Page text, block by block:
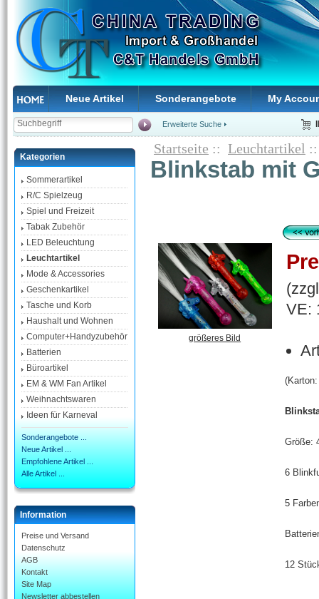
Neue Artikel Sonderangebote My
Erweiterte Suche
Kategorien
Sommerartikel
R/C Spielzeug
Spiel und Freizeit
Tabak Zubehör
LED Beleuchtung
Leuchtartikel
Mode & Accessories
Geschenkartikel
Tasche und Korb
Haushalt und Wohnen
Computer+Handyzubehör
Batterien
Büroartikel
EM & WM Fan Artikel
Weihnachtswaren
Ideen für Karneval
Sonderangebote ...
Neue Artikel ...
Empfohlene Artikel ...
Alle Artikel ...
Information
Preise und Versand
Datenschutz
AGB
Kontakt
Site Map
Newsletter abbestellen
Startseite :: Leuchtartikel
Blinkstab mit
größeres Bild
VE:
Größe:
6
5
12